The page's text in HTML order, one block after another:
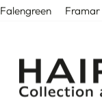
Falengreen Framar